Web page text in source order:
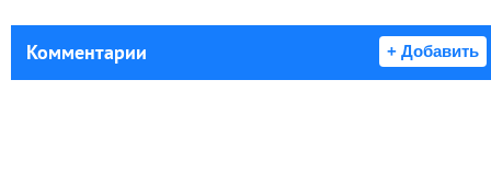
Комментарии + Добавить